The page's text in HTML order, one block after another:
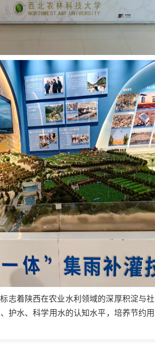
志着陕西在农业水利领域的深厚积淀与
护水、科学用水的认知水平，培养节约